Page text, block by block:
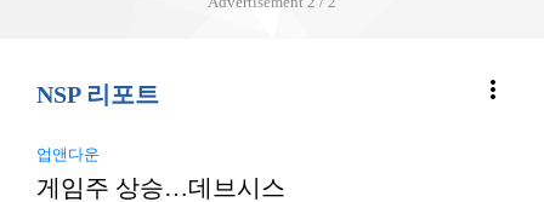
NSP 리포트 more_vert
업앤다운
게임주 상승…데브시스